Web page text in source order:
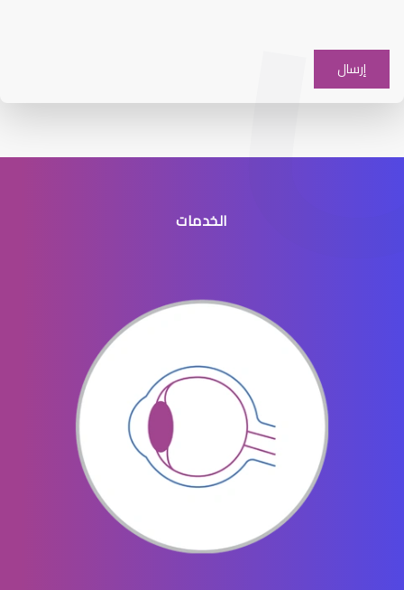
نصائح قبل وبعد الليزك
الفحوصات اللازمة قبل الليزك
متى تكون عملية العيون ضرورية
الخدمات